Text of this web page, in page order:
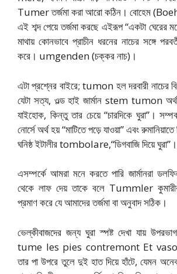
Tumer তর্জমা করা আরো কঠিন। বোহেম
এই শব্দ পেয়ে তর্জমা করছে এইরূপ “একটা ঘেরের
মাথায় কোনভাবে প্রাচীন ধরনের নাচের সঙ্গে
করে। umgenden (চক্কর নাচ)।
এটা প্রশ্নের বাইরে; tumon হল দরবারী নাচের
যেটা সত্য, ওল্ড হাই জার্মান stem tumon অর্থ
যাইহোক, কিন্তু তার চেয়ে “চারদিকে ঘুরা”।
নোর্সে অর্থ হয় “মাটিতে পড়ে যাওয়া” এবং
ঘনিষ্ঠ ইটালীর tombolare,“ডিগবাজি দিয়ে ঘুরা”।
এসম্পর্কে আমরা মনে করতে পারি জার্মানরা
থেকে লাফ দেয় তাকে বলে Tummler কুমারীর
প্রমাণ করে যে আমাদের তর্জমা বা অনুবাদ সঠিক।
ভেল্কীবাজদের জন্য ঘুরা স্পষ্ট দেখা যায়
tume les pies contremont Et
তার পা উপরে তুলে দুই হাত দিয়ে হাঁটে, যেমন